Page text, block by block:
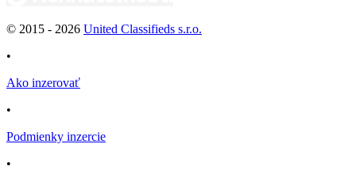
© 2015 - 2026 United Classifieds s.r.o.
•
Ako inzerovať
•
Podmienky inzercie
•